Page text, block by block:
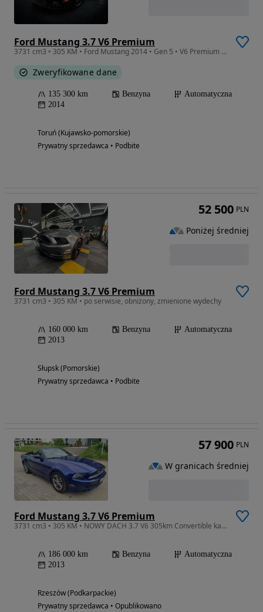
Ford Mustang 3.7 V6 Premium
3731 cm3 • 305 KM • Ford Mustang 2014 • Gen 5 • V6 Premium • All Black
Zweryfikowane dane
135 300 km Benzyna
Automatyczna
2014
Toruń (Kujawsko-pomorskie)
Prywatny sprzedawca • Podbite
Ford Mustang 3.7 V6 Premium
3731 cm3 • 305 KM • po serwisie, obniżony, zmienione wydechy
160 000 km Benzyna
Automatyczna
2013
Słupsk (Pomorskie)
Prywatny sprzedawca • Podbite
52 500 PLN
Poniżej średniej
Ford Mustang 3.7 V6 Premium
3731 cm3 • 305 KM • NOWY DACH 3.7 V6 305km Convertible kabriolet
186 000 km Benzyna
Automatyczna
2013
Rzeszów (Podkarpackie)
Prywatny sprzedawca • Opublikowano
57 900 PLN
W granicach średniej